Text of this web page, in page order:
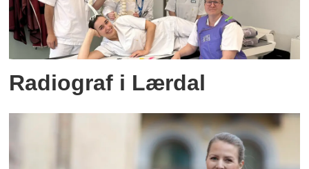
Radiograf i Lærdal